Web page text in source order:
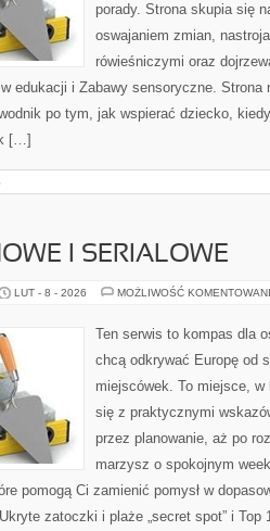
porady. Strona skupia się
oswajaniem zmian,
rówieśniczymi oraz
edukacji i Zabawy sensoryczne.
po tym, jak wspierać dziecko,
[…]
I SERIALOWE
LUT - 8 - 2026 MOŻLIWOŚĆ
Ten serwis to kompas dla
chcą odkrywać Europę od
miejscówek. To miejsce,
się z praktycznymi
przez planowanie, aż po
marzysz o spokojnym
pomogą Ci zamienić pomysł w
zatoczki i plaże „secret spot” i